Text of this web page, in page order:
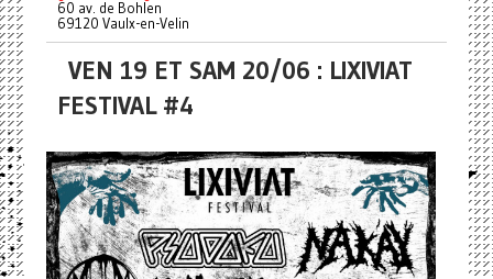
60 av. de Bohlen
69120 Vaulx-en-Velin
VEN 19 ET SAM 20/06 : LIXIVIAT
FESTIVAL #4